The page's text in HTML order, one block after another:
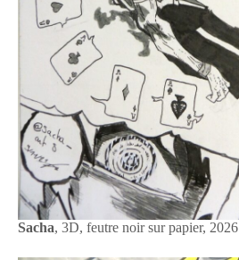
Sacha, 3D, feutre noir sur papier, 2026